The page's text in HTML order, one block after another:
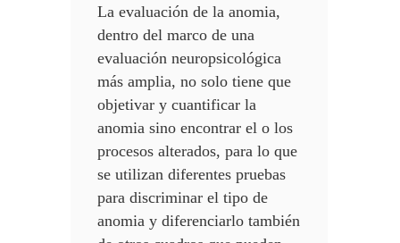
La evaluación de la anomia,
dentro del marco de una
evaluación neuropsicológica
más amplia, no solo tiene que
objetivar y cuantificar la
anomia sino encontrar el o los
procesos alterados, para lo que
se utilizan diferentes pruebas
para discriminar el tipo de
anomia y diferenciarlo también